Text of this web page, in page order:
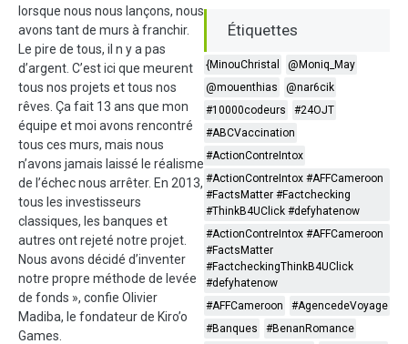
lorsque nous nous lançons, nous
avons tant de murs à franchir.
Le pire de tous, il n y a pas
d’argent. C’est ici que meurent
tous nos projets et tous nos
rêves. Ça fait 13 ans que mon
équipe et moi avons rencontré
tous ces murs, mais nous
n’avons jamais laissé le réalisme
de l’échec nous arrêter. En 2013,
tous les investisseurs
classiques, les banques et
autres ont rejeté notre projet.
Nous avons décidé d’inventer
notre propre méthode de levée
de fonds », confie Olivier
Madiba, le fondateur de Kiro’o
Games.
Étiquettes
{MinouChristal
@Moniq_May
@mouenthias
@nar6cik
#10000codeurs
#24OJT
#ABCVaccination
#ActionContreIntox
#ActionContreIntox #AFFCameroon
#FactsMatter #Factchecking
#ThinkB4UClick #defyhatenow
#ActionContreIntox #AFFCameroon
#FactsMatter
#FactcheckingThinkB4UClick
#defyhatenow
#AFFCameroon
#AgencedeVoyage
#Banques
#BenanRomance